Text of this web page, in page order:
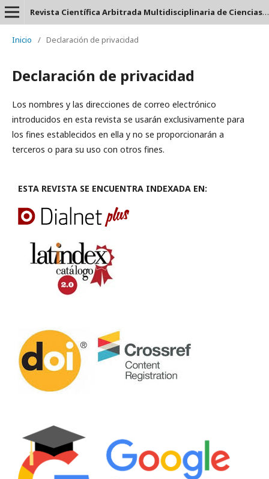
Revista Científica Arbitrada Multidisciplinaria de Ciencias Contables, Auditoría y Tributación: CORPORATUM 360 - ISSN: 2737-6443.
Inicio / Declaración de privacidad
Declaración de privacidad
Los nombres y las direcciones de correo electrónico
introducidos en esta revista se usarán exclusivamente para
los fines establecidos en ella y no se proporcionarán a
terceros o para su uso con otros fines.
ESTA REVISTA SE ENCUENTRA INDEXADA EN: